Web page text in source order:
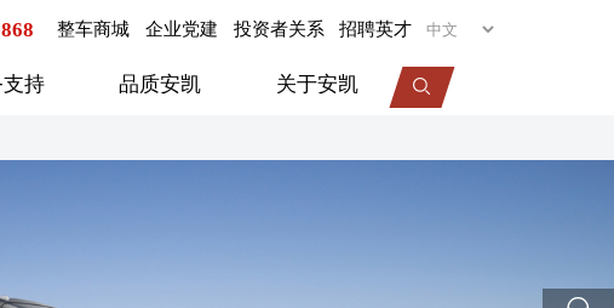
整车商城 企业党建 投资者关系 招聘英才
座
持 品质安凯 关于安凯